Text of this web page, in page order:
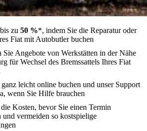
zu 50 %*, indem Sie die Reparatur oder
Fiat mit Autobutler buchen
Sie Angebote von Werkstätten in der Nähe
für Wechsel des Bremssattels Ihres Fiat
leicht online buchen und unser Support
wenn Sie Hilfe brauchen
Kosten, bevor Sie einen Termin
und vermeiden so kostspielige